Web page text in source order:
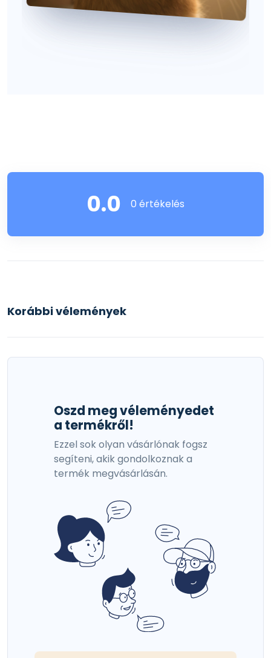
0.0 0 értékelés
Korábbi vélemények
Oszd meg véleményedet
a termékről!
Ezzel sok olyan vásárlónak fogsz
segíteni, akik gondolkoznak a
termék megvásárlásán.